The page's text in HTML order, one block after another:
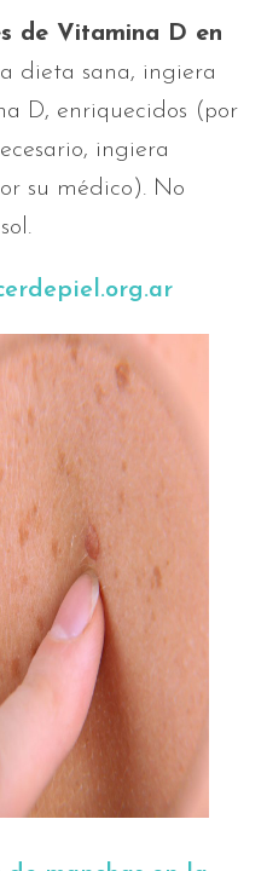
de Vitamina D en
dieta sana, ingiera
D, enriquecidos (por
ingiera
su médico). No
.org.ar